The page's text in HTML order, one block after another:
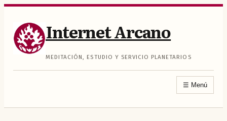
Saltar
contenido Internet Arcano
MEDITACIÓN, ESTUDIO Y SERVICIO PLANETARIOS
☰ Menú